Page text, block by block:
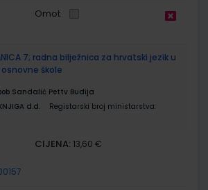
Omot
7; radna bilježnica za hrvatski jezik u
škole
Sandalić Pettv Budija
d.d.
Registarski broj ministarstva:
CIJENA: 13,60 €